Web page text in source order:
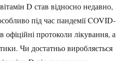
D став відносно недавно,
під час пандемії COVID-
офіційні протоколи лікування, а
Чи достатньо виробляється